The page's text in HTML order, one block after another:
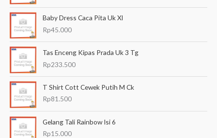
Baby Dress Caca Pita Uk Xl
Rp45.000
Tas Enceng Kipas Prada Uk 3 Tg
Rp233.500
T Shirt Cott Cewek Putih M Ck
Rp81.500
Gelang Tali Rainbow Isi 6
Rp15.000